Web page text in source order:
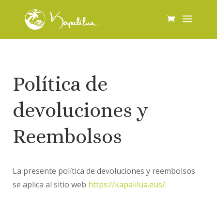
Política de
devoluciones y
Reembolsos
La presente política de devoluciones y reembolsos
se aplica al sitio web https://kapalilua.eus/: